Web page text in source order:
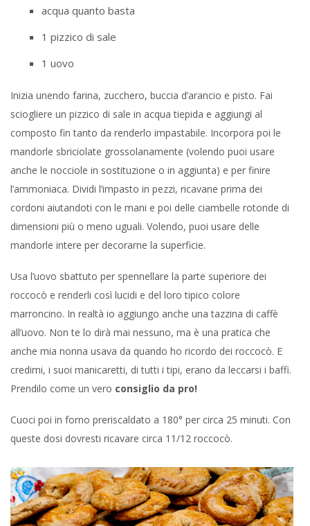
acqua quanto basta
1 pizzico di sale
1 uovo
Inizia unendo farina, zucchero, buccia d’arancio e pisto. Fai
sciogliere un pizzico di sale in acqua tiepida e aggiungi al
composto fin tanto da renderlo impastabile. Incorpora poi le
mandorle sbriciolate grossolanamente (volendo puoi usare
anche le nocciole in sostituzione o in aggiunta) e per finire
l’ammoniaca. Dividi l’impasto in pezzi, ricavane prima dei
cordoni aiutandoti con le mani e poi delle ciambelle rotonde di
dimensioni più o meno uguali. Volendo, puoi usare delle
mandorle intere per decorarne la superficie.
Usa l’uovo sbattuto per spennellare la parte superiore dei
roccocò e renderli così lucidi e del loro tipico colore
marroncino. In realtà io aggiungo anche una tazzina di caffè
all’uovo. Non te lo dirà mai nessuno, ma è una pratica che
anche mia nonna usava da quando ho ricordo dei roccocò. E
credimi, i suoi manicaretti, di tutti i tipi, erano da leccarsi i baffi.
Prendilo come un vero consiglio da pro!
Cuoci poi in forno preriscaldato a 180° per circa 25 minuti. Con
queste dosi dovresti ricavare circa 11/12 roccocò.